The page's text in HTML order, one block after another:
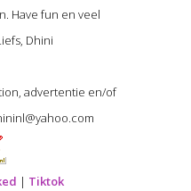
Have fun en veel
Dhini
advertentie en/of
| Tiktok